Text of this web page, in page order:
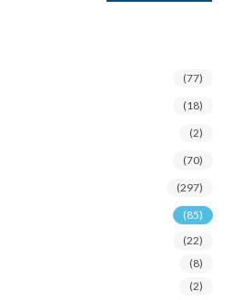
(77)
(18)
(2)
(70)
(297)
(85)
(22)
(8)
(2)